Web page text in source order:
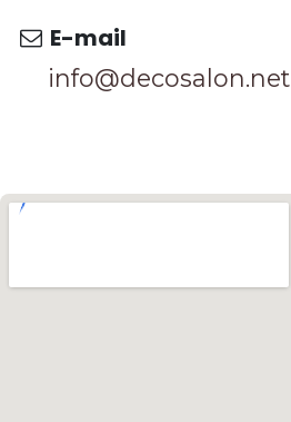
E-mail
info@decosalon.net